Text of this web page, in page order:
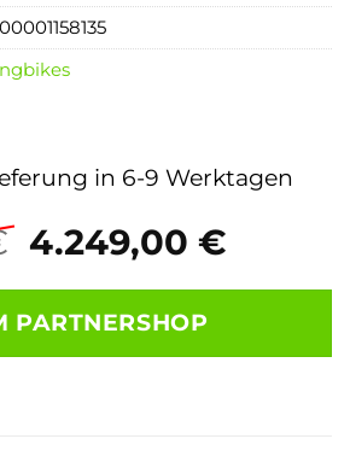
Ursprünglicher
war:
5.349,00 €
4.249,00 €
in 6-9 Werktagen
PARTNERSHOP